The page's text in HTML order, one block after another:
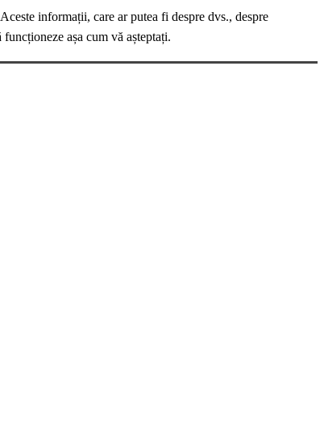
informații, care ar putea fi despre dvs., despre
așa cum vă așteptați.